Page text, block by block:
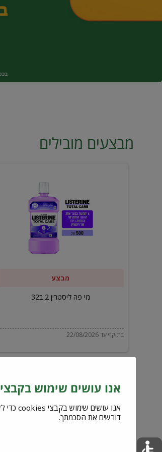
מבצעים מובילים
ליסטרין
מבצע
מי פה ליסטרין 2 ב32
בתוקף עד 22/08/2026
אנו עושים שימוש בקבצי cookies כדי לשפר את השירות וחוויית המשתמש
דורשים את הסכמתך.